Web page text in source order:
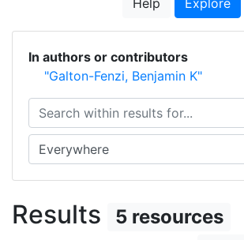
Help Explore
In authors or contributors
"Galton-Fenzi, Benjamin K"
Search within results for...
Search in...
Results 5 resources